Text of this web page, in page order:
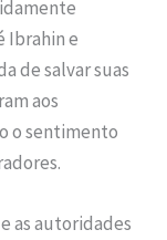
Ibrahin e
de salvar suas
aos
o sentimento
as autoridades